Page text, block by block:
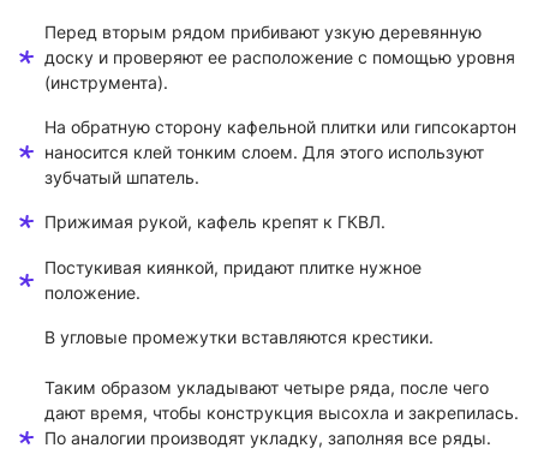
Перед вторым рядом прибивают узкую деревянную
доску и проверяют ее расположение с помощью уровня
(инструмента).
На обратную сторону кафельной плитки или гипсокартон
наносится клей тонким слоем. Для этого используют
зубчатый шпатель.
Прижимая рукой, кафель крепят к ГКВЛ.
Постукивая киянкой, придают плитке нужное
положение.
В угловые промежутки вставляются крестики.
Таким образом укладывают четыре ряда, после чего
дают время, чтобы конструкция высохла и закрепилась.
По аналогии производят укладку, заполняя все ряды.